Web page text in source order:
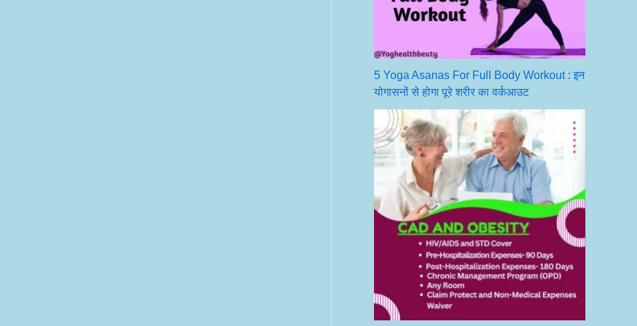
5 Yoga Asanas For Full Body Workout : इन
योगासनों से होगा पूरे शरीर का वर्कआउट